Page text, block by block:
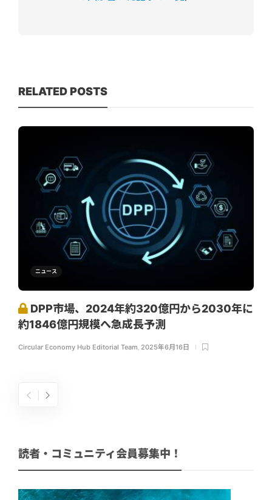
RELATED POSTS
ニュース
DPP市場、2024年約320億円から2030年に
約1846億円規模へ急成長予測
Circular Economy Hub Editorial Team, 2025年6月16日
読者・コミュニティ会員募集中！